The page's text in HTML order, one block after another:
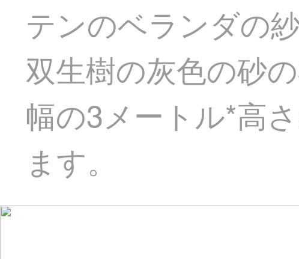
テンのベランダの
双生樹の灰色の砂
幅の3メートル*高
ます。